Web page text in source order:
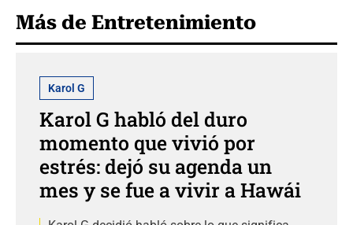
Más de Entretenimiento
Karol G
Karol G habló del duro
momento que vivió por
estrés: dejó su agenda un
mes y se fue a vivir a Hawái